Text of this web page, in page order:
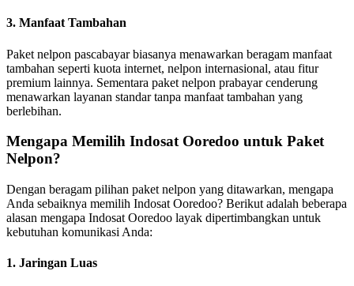
3. Manfaat Tambahan
Paket nelpon pascabayar biasanya menawarkan beragam manfaat
tambahan seperti kuota internet, nelpon internasional, atau fitur
premium lainnya. Sementara paket nelpon prabayar cenderung
menawarkan layanan standar tanpa manfaat tambahan yang
berlebihan.
Mengapa Memilih Indosat Ooredoo untuk Paket
Nelpon?
Dengan beragam pilihan paket nelpon yang ditawarkan, mengapa
Anda sebaiknya memilih Indosat Ooredoo? Berikut adalah beberapa
alasan mengapa Indosat Ooredoo layak dipertimbangkan untuk
kebutuhan komunikasi Anda:
1. Jaringan Luas